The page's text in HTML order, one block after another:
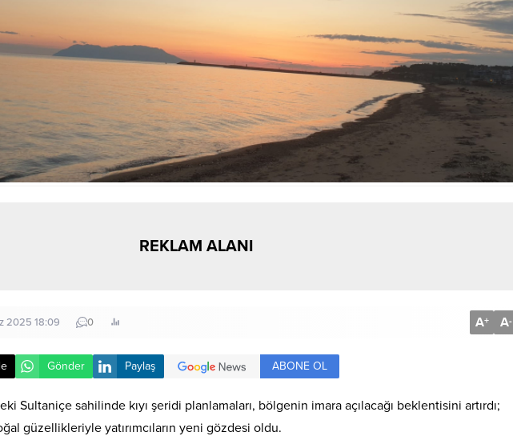
REKLAM ALANI
2025 18:09 0 A+ A-
Gönder Paylaş ABONE OL
Sultaniçe sahilinde kıyı şeridi planlamaları, bölgenin imara açılacağı beklentisini artırdı;
güzellikleriyle yatırımcıların yeni gözdesi oldu.